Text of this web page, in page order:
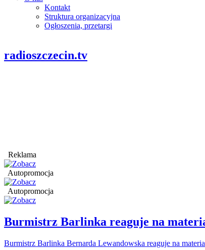
Kontakt
Struktura organizacyjna
Ogłoszenia, przetargi
radioszczecin.tv
Reklama
Autopromocja
Autopromocja
Burmistrz Barlinka reaguje na
Burmistrz Barlinka Bernarda Lewandowska reaguje na